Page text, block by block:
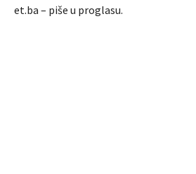
et.ba – piše u proglasu.